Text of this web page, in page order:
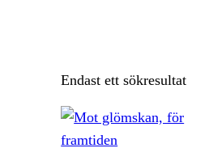
Endast ett sökresultat